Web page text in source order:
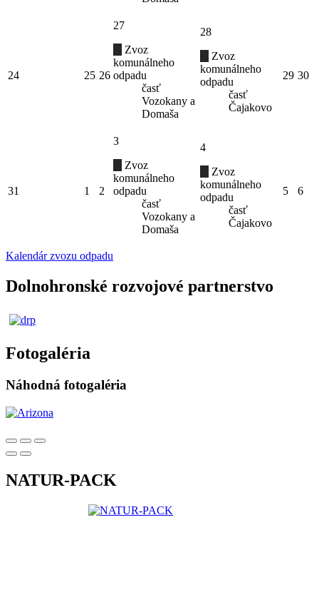
24 25 26
27
Zvoz
komunálneho
odpadu
časť
Vozokany a
Domaša
28
Zvoz
komunálneho
odpadu
časť
Čajakovo
29 30
31 1 2
3
Zvoz
komunálneho
odpadu
časť
Vozokany a
Domaša
4
Zvoz
komunálneho
odpadu
časť
Čajakovo
5 6
Kalendár zvozu odpadu
Dolnohronské rozvojové partnerstvo
Fotogaléria
Náhodná fotogaléria
NATUR-PACK